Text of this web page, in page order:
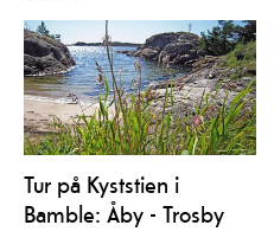
Tur på Kyststien i
Bamble: Åby - Trosby